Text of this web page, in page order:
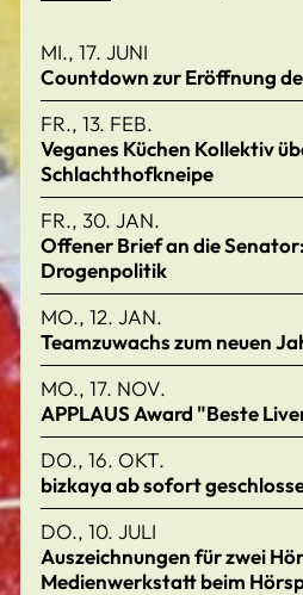
MI., 17. JUNI
Countdown zur Eröffnung
FR., 13. FEB.
Veganes Küchen Kollektiv
Schlachthofkneipe
FR., 30. JAN.
Offener Brief an die
Drogenpolitik
MO., 12. JAN.
Teamzuwachs zum neuen
MO., 17. NOV.
APPLAUS Award "Beste
DO., 16. OKT.
bizkaya ab sofort
DO., 10. JULI
Auszeichnungen für zwei
Medienwerkstatt beim